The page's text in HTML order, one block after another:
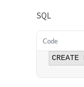
SQL
Code